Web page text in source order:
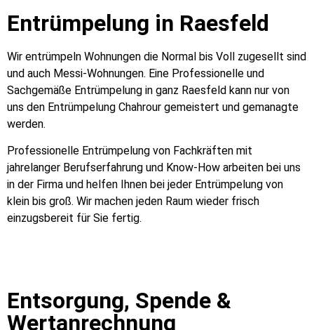
Entrümpelung in Raesfeld
Wir entrümpeln Wohnungen die Normal bis Voll zugesellt sind
und auch Messi-Wohnungen. Eine Professionelle und
Sachgemäße Entrümpelung in ganz Raesfeld kann nur von
uns den Entrümpelung Chahrour gemeistert und gemanagte
werden.
Professionelle Entrümpelung von Fachkräften mit
jahrelanger Berufserfahrung und Know-How arbeiten bei uns
in der Firma und helfen Ihnen bei jeder Entrümpelung von
klein bis groß. Wir machen jeden Raum wieder frisch
einzugsbereit für Sie fertig.
Entsorgung, Spende &
Wertanrechnung